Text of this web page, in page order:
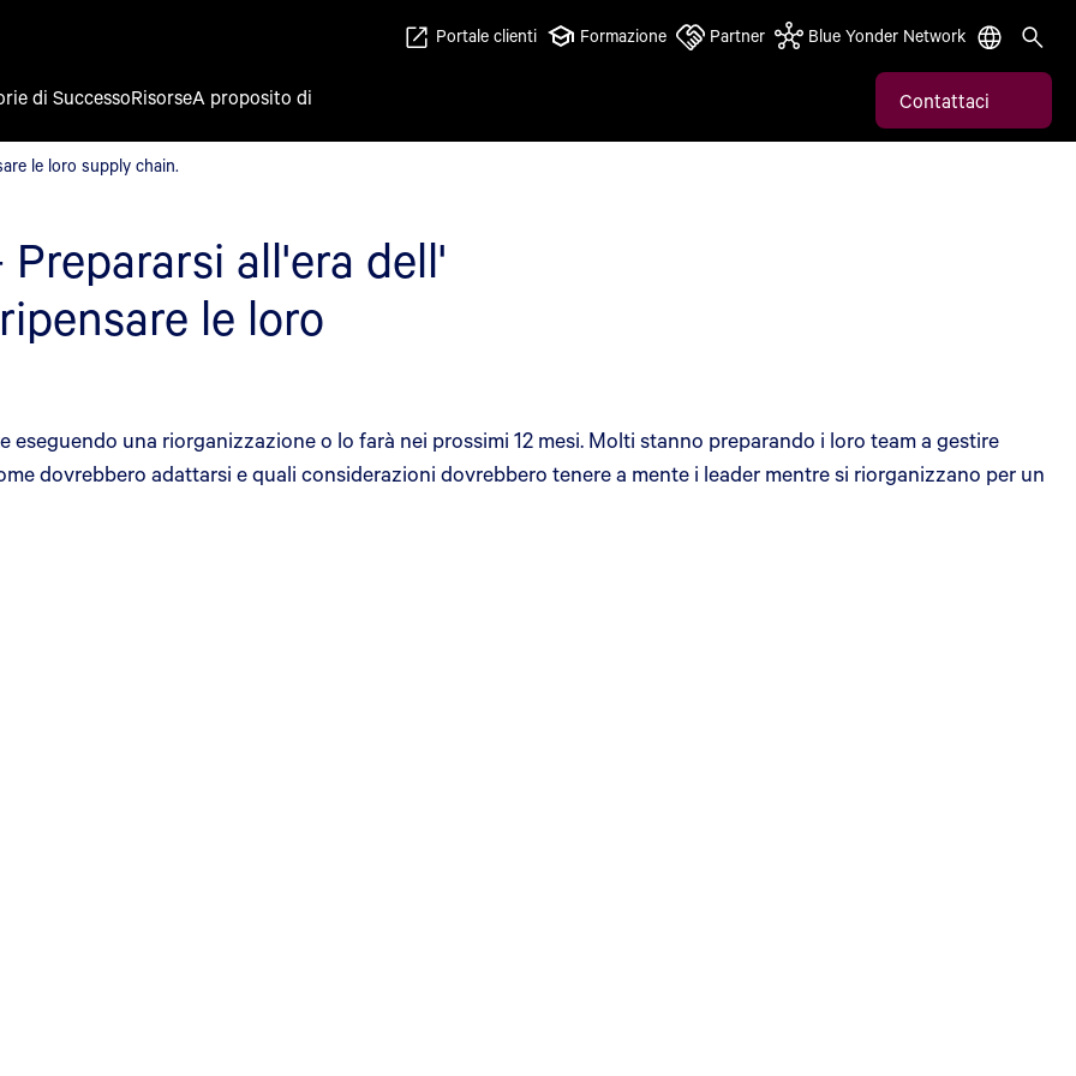
le loro supply chain.
Portale clienti Formazione Partner Blue Yonder Network
di SuccessoRisorseA proposito di Contattaci
le loro supply chain.
all'era dell'
le loro
una riorganizzazione o lo farà nei prossimi 12 mesi. Molti stanno preparando i loro team a gestire
dovrebbero adattarsi e quali considerazioni dovrebbero tenere a mente i leader mentre si riorganizzano per un